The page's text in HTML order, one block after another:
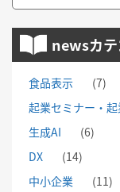
newsカ
食品表示
(7)
起業セミナー・
生成AI
(6)
DX
(14)
中小企業
(11)